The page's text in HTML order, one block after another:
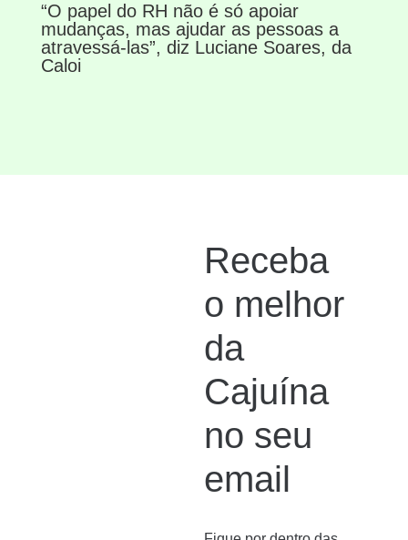
“O papel do RH não é só apoiar
mudanças, mas ajudar as pessoas a
atravessá-las”, diz Luciane Soares, da
Caloi
Receba
o melhor
da
Cajuína
no seu
email